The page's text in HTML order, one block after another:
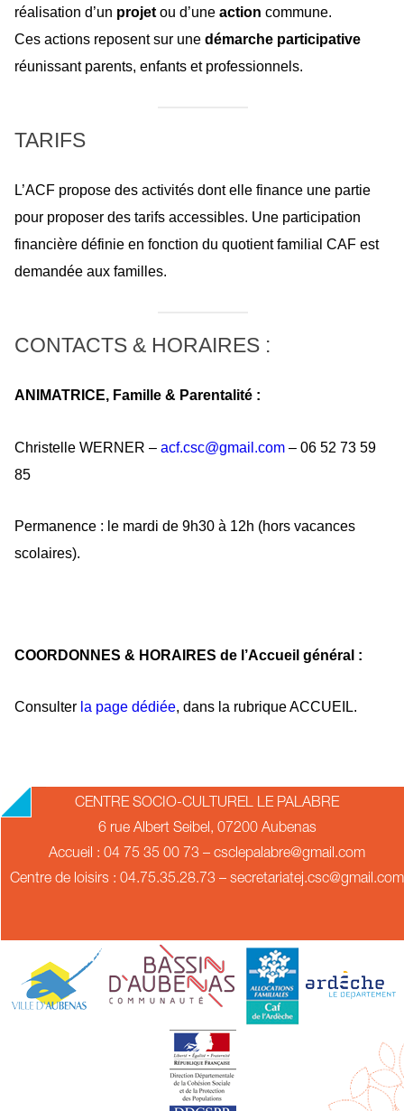
réalisation d’un projetou d’une action commune.
Ces actions reposent sur une démarche participative
réunissant parents, enfants et professionnels.
TARIFS
L’ACF propose des activités dont elle finance une partie
pour proposer des tarifs accessibles. Une participation
financière définie en fonction du quotient familial CAF est
demandée aux familles.
CONTACTS & HORAIRES :
ANIMATRICE, Famille & Parentalité :
Christelle WERNER – acf.csc@gmail.com – 06 52 73 59
85
Permanence : le mardi de 9h30 à 12h (hors vacances
scolaires).
COORDONNES & HORAIRES de l’Accueil général :
Consulter la page dédiée, dans la rubrique ACCUEIL.
2018-
CENTRE SOCIO-CULTUREL LE PALABRE
6 rue Albert Seibel, 07200 Aubenas
Accueil : 04 75 35 00 73 – csclepalabre@gmail.com
Centre de loisirs : 04.75.35.28.73 – secretariatej.csc@gmail.com